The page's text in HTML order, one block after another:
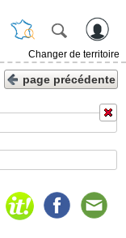
Changer de territoire
page précédente